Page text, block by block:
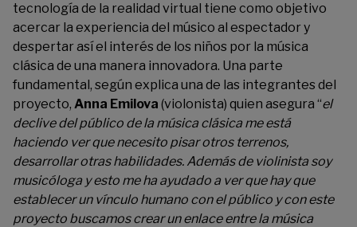
tecnología de la realidad virtual tiene como objetivo
acercar la experiencia del músico al espectador y
despertar así el interés de los niños por la música
clásica de una manera innovadora. Una parte
fundamental, según explica una de las integrantes del
proyecto, Anna Emilova (violonista) quien asegura “el
declive del público de la música clásica me está
haciendo ver que necesito pisar otros terrenos,
desarrollar otras habilidades. Además de violinista soy
musicóloga y esto me ha ayudado a ver que hay que
establecer un vínculo humano con el público y con este
proyecto buscamos crear un enlace entre la música